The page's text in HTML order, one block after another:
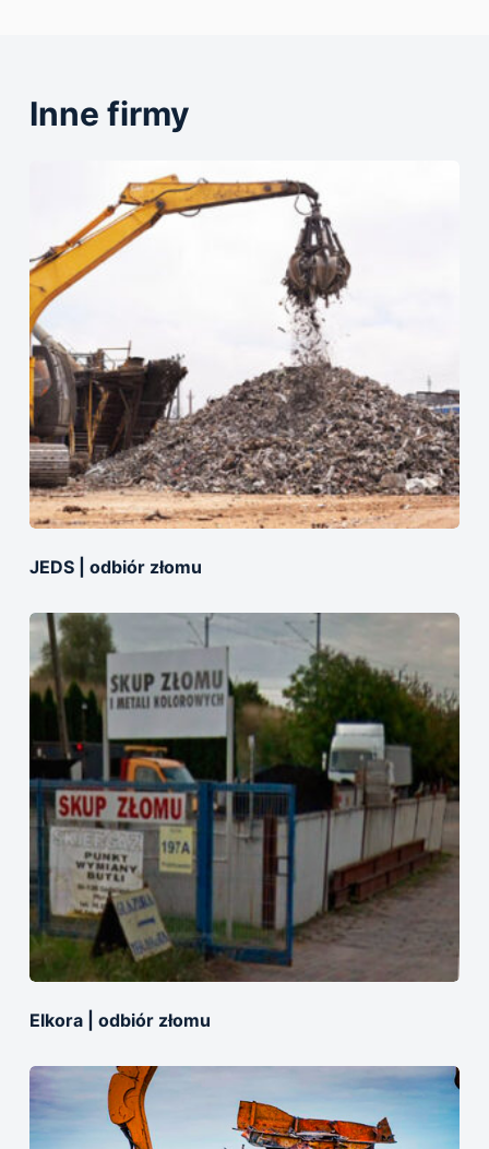
Inne firmy
JEDS | оdbiór złomu
Elkora | odbiór złomu